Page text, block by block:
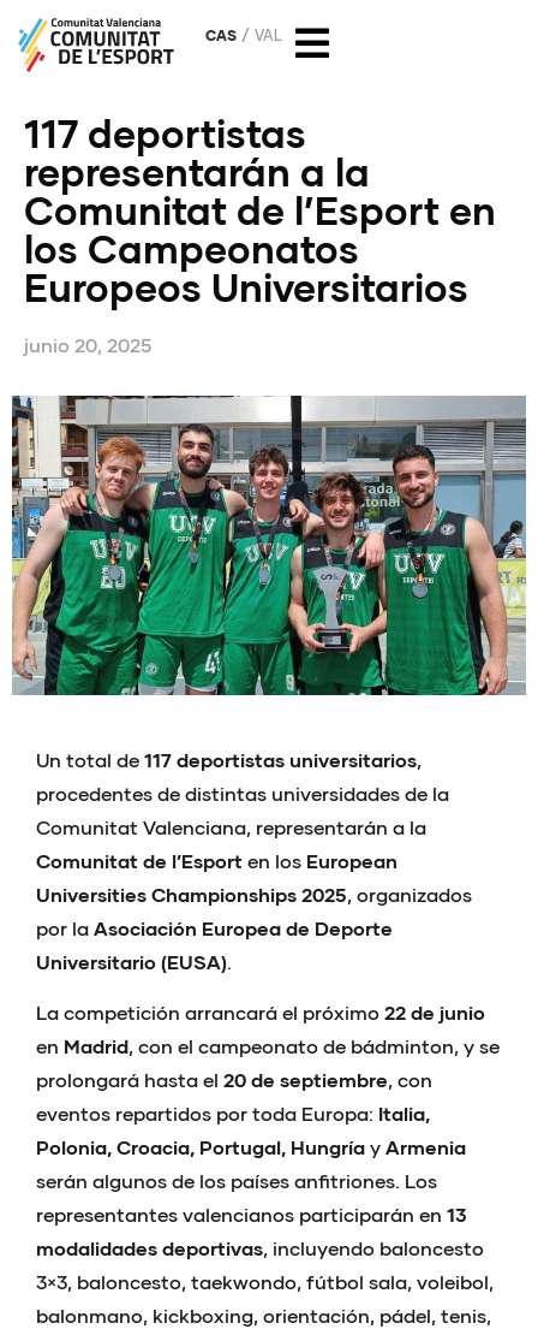
CAS VAL
117 deportistas
representarán a la
Comunitat de l’Esport en
los Campeonatos
Europeos Universitarios
junio 20, 2025
Un total de 117 deportistas universitarios,
procedentes de distintas universidades de la
Comunitat Valenciana, representarán a la
Comunitat de l’Esport en los European
Universities Championships 2025, organizados
por la Asociación Europea de Deporte
Universitario (EUSA).
La competición arrancará el próximo 22 de junio
en Madrid, con el campeonato de bádminton, y se
prolongará hasta el 20 de septiembre, con
eventos repartidos por toda Europa: Italia,
Polonia, Croacia, Portugal, Hungría y Armenia
serán algunos de los países anfitriones. Los
representantes valencianos participarán en 13
modalidades deportivas, incluyendo baloncesto
3×3, baloncesto, taekwondo, fútbol sala, voleibol,
balonmano, kickboxing, orientación, pádel, tenis,